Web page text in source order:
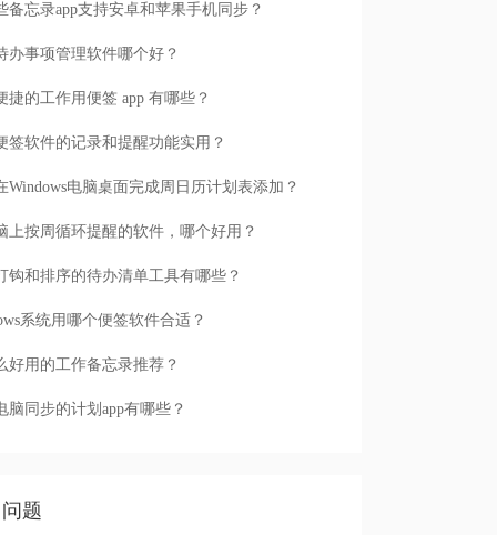
备忘录app支持安卓和苹果手机同步？
办事项管理软件哪个好？
捷的工作用便签 app 有哪些？
签软件的记录和提醒功能实用？
Windows电脑桌面完成周日历计划表添加？
上按周循环提醒的软件，哪个好用？
钩和排序的待办清单工具有哪些？
系统用哪个便签软件合适？
好用的工作备忘录推荐？
脑同步的计划app有哪些？
题